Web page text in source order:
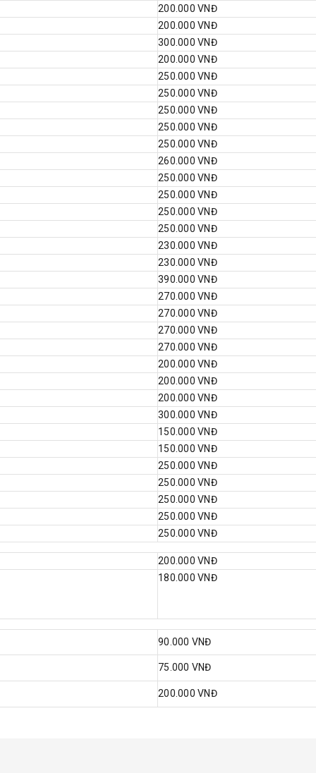
200.000 VNĐ
200.000 VNĐ
300.000 VNĐ
200.000 VNĐ
250.000 VNĐ
250.000 VNĐ
250.000 VNĐ
250.000 VNĐ
250.000 VNĐ
260.000 VNĐ
250.000 VNĐ
250.000 VNĐ
250.000 VNĐ
250.000 VNĐ
230.000 VNĐ
230.000 VNĐ
390.000 VNĐ
270.000 VNĐ
270.000 VNĐ
270.000 VNĐ
270.000 VNĐ
200.000 VNĐ
200.000 VNĐ
200.000 VNĐ
300.000 VNĐ
150.000 VNĐ
150.000 VNĐ
250.000 VNĐ
250.000 VNĐ
250.000 VNĐ
250.000 VNĐ
250.000 VNĐ
200.000 VNĐ
180.000 VNĐ
90.000 VNĐ
75.000 VNĐ
200.000 VNĐ